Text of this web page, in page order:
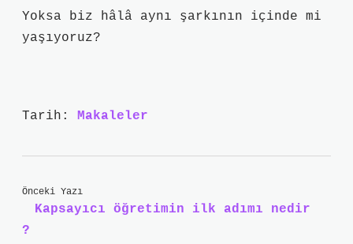
Yoksa biz hâlâ aynı şarkının içinde mi
yaşıyoruz?
Tarih: Makaleler
Önceki Yazı
Kapsayıcı öğretimin ilk adımı nedir
?